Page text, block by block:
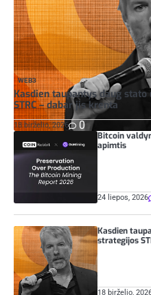
WEB3
Kasdien taupantys daug
STRC – dabar jis krenta
18 birželio, 2026 0
Bitcoin
apimtis
24 liepos, 2026
Kasdien
strategijos
18 birželio,